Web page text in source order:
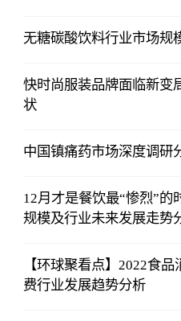
无糖碳酸饮料行业市场规
快时尚服装品牌面临新变
状
中国镇痛药市场深度调研
12月才是餐饮最“惨烈”
规模及行业未来发展走势
【环球聚看点】2022食
费行业发展趋势分析